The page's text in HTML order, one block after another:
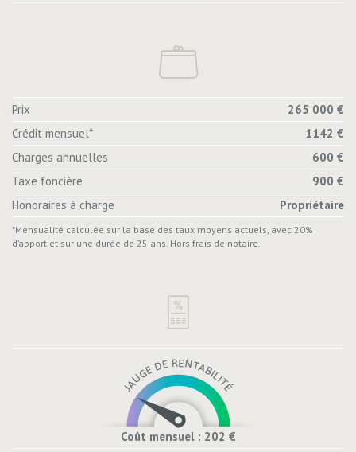
Prix
265 000 €
Crédit mensuel*
1142 €
Charges annuelles
600 €
Taxe foncière
900 €
Honoraires à charge
Propriétaire
*Mensualité calculée sur la base des taux moyens actuels, avec 20%
d’apport et sur une durée de 25 ans. Hors frais de notaire.
Coût mensuel : 202 €